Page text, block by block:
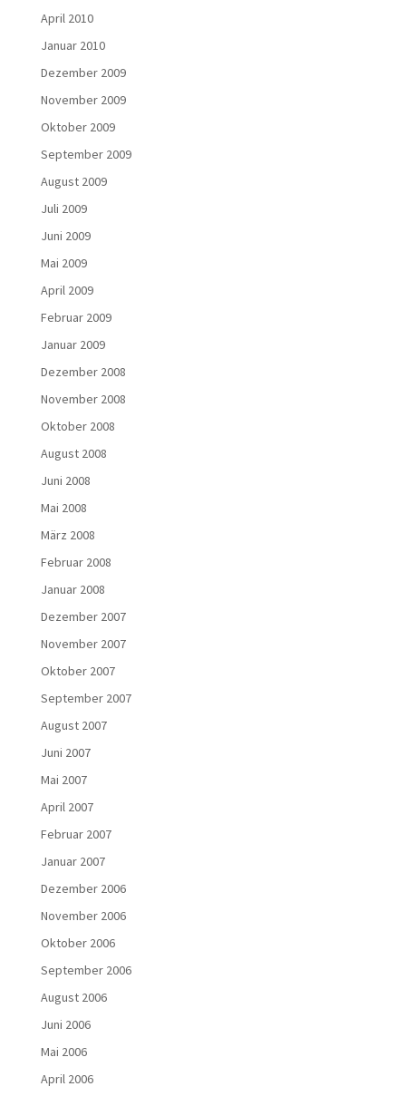
April 2010
Januar 2010
Dezember 2009
November 2009
Oktober 2009
September 2009
August 2009
Juli 2009
Juni 2009
Mai 2009
April 2009
Februar 2009
Januar 2009
Dezember 2008
November 2008
Oktober 2008
August 2008
Juni 2008
Mai 2008
März 2008
Februar 2008
Januar 2008
Dezember 2007
November 2007
Oktober 2007
September 2007
August 2007
Juni 2007
Mai 2007
April 2007
Februar 2007
Januar 2007
Dezember 2006
November 2006
Oktober 2006
September 2006
August 2006
Juni 2006
Mai 2006
April 2006